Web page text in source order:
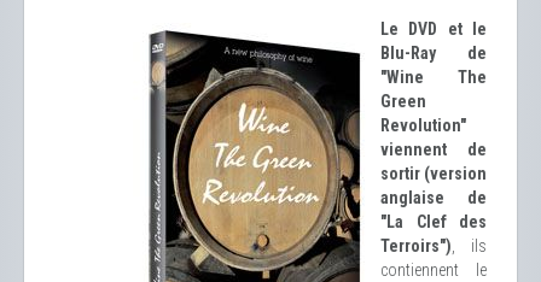
Le DVD et le
Blu-Ray de
"Wine The
Green
Revolution"
viennent de
sortir (version
anglaise de
"La Clef des
Terroirs") , ils
contiennent le